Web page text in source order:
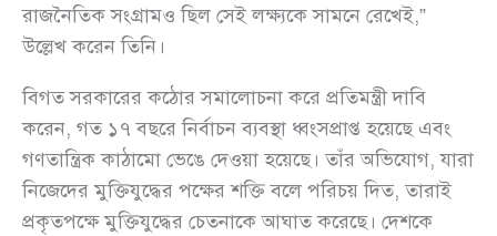
রাজনৈতিক সংগ্রামও ছিল সেই লক্ষ্যকে সামনে রেখেই,”
উল্লেখ করেন তিনি।
বিগত সরকারের কঠোর সমালোচনা করে প্রতিমন্ত্রী দাবি
করেন, গত ১৭ বছরে নির্বাচন ব্যবস্থা ধ্বংসপ্রাপ্ত হয়েছে এবং
গণতান্ত্রিক কাঠামো ভেঙে দেওয়া হয়েছে। তাঁর অভিযোগ, যারা
নিজেদের মুক্তিযুদ্ধের পক্ষের শক্তি বলে পরিচয় দিত, তারাই
প্রকৃতপক্ষে মুক্তিযুদ্ধের চেতনাকে আঘাত করেছে। দেশকে